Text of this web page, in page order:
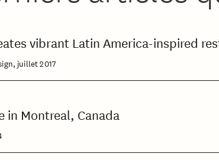
vibrant Latin America-inspired
juillet 2017
in Montreal, Canada